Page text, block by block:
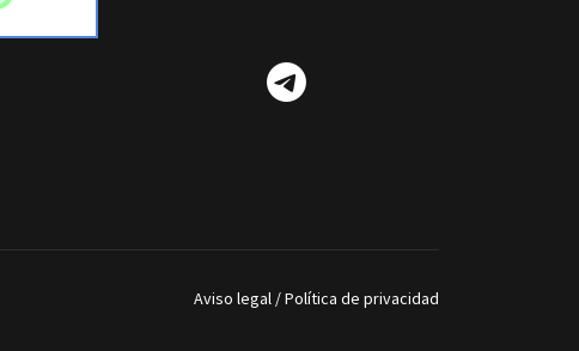
facebook
Telegram
Aviso legal /Política de privacidad